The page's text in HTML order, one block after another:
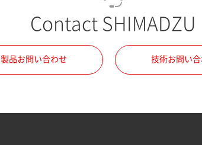
Contact SHIMADZU
製品お問い合わせ 技術お問い合